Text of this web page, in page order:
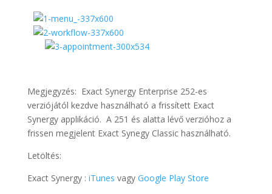
Megjegyzés: Exact Synergy Enterprise 252-es
verziójától kezdve használható a frissített Exact
Synergy applikáció. A 251 és alatta lévő verzióhoz a
frissen megjelent Exact Synegy Classic használható.
Letöltés:
Exact Synergy : iTunes vagy Google Play Store